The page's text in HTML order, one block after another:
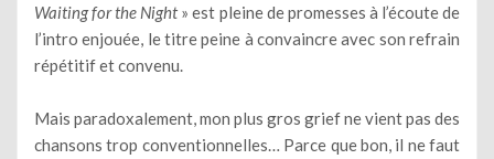
Waiting for the Night » est pleine de promesses à l’écoute de
l’intro enjouée, le titre peine à convaincre avec son refrain
répétitif et convenu.
Mais paradoxalement, mon plus gros grief ne vient pas des
chansons trop conventionnelles… Parce que bon, il ne faut